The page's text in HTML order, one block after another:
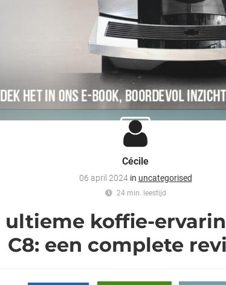
Cécile
06 april 2024 in uncategorised
24 min. leestijd
ultieme koffie-
C8: een complete